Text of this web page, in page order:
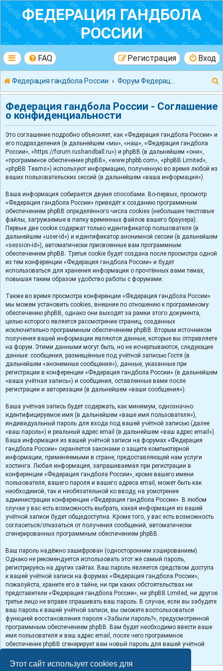
Этот сайт использует cookies для
ФЕДЕРАЦИЯ ГАНДБОЛА
РОССИИ
FAQ Вход
Регистрация
Федерация гандбола России
Федерация гандбола России - Соглашение
о конфиденциальности
Это соглашение подробно объясняет, как «Федерация гандбола России» и
его подразделения (в дальнейшем «мы», «наш», «Федерация гандбола
России», «https://forum.rushandball.ru») и phpBB (в дальнейшем «они»,
«программное обеспечение phpBB», «www.phpbb.com», «phpBB Limited»,
«phpBB Teams») используют информацию, полученную во время любой из
ваших пользовательских сессий (в дальнейшем «ваша информация»).
Ваша информация собирается двумя способами. Во-первых, просмотр
«Федерация гандбола России» приведёт к созданию программным
обеспечением phpBB определённого числа cookies (небольшие текстовые
файлы, загружаемые в папку временных файлов вашего браузера).
Первые две cookie содержат только идентификатор пользователя (в
дальнейшем «user-id») и идентификатор анонимной сессии (в дальнейшем
«session-id»), автоматически присвоенные вам программным
обеспечением phpBB. Третья cookie будет создана после просмотра одной
из тем конференции «Федерация гандбола России» и будет
использоваться для хранения информации о прочтённых вами темах,
повышая таким образом удобство работы с форумами.
Также во время просмотра конференции «Федерация гандбола России»
мы можем установить cookies, внешние по отношению к программному
обеспечению phpBB, однако они выходят за рамки этого документа,
целью которого является рассмотрение страниц, созданных
исключительно программным обеспечением phpBB. Вторым источником
получения вашей информации являются данные, которые вы отправляете
на форум. Этими данными могут быть, но не исчерпываются, следующие
данные: сообщения, размещённые под учётной записью Гостя (в
дальнейшем «анонимные сообщения»), данные, указанные при
регистрации в конференции «Федерация гандбола России» (в дальнейшем
«ваша учётная запись») и сообщения, оставленные вами после
регистрации и авторизации (в дальнейшем «ваши сообщения»).
Ваша учётная запись будет содержать, как минимум, однозначно
идентифицируемое имя (в дальнейшем «ваше имя пользователя»),
индивидуальный пароль для входа под вашей учётной записью (далее
«ваш пароль») и реальный адрес email (в дальнейшем «ваш адрес email»).
Ваша информация из вашей учётной записи на форумах «Федерация
гандбола России» охраняется законами о защите компьютерной
информации, применяемыми в стране, предоставляющей нам услуги
хостинга. Любая информация, запрашиваемая при регистрации в
конференции «Федерация гандбола России», кроме вашего имени
пользователя, вашего пароля и вашего адреса email, может быть как
необходимой, так и необязательной ко вводу, на усмотрение
администрации конференции «Федерация гандбола России». В любом
случае у вас есть возможность выбрать, какая информация из вашей
учётной записи будет общедоступна. Кроме того, у вас есть возможность
согласиться/отказаться от получения сообщений, автоматически
сгенерированных программным обеспечением phpBB.
Ваш пароль надёжно зашифрован (односторонним хэшированием).
Однако не рекомендуется использовать этот же самый пароль,
регистрируясь на других сайтах. Ваш пароль является средством доступа
к вашей учётной записи на форумах «Федерация гандбола России»,
пожалуйста, храните его в тайне, ни при каких обстоятельствах ни
представители «Федерация гандбола России», ни phpBB Limited, ни другое
третье лицо не вправе спрашивать ваш пароль. В случае, если вы забудете
ваш пароль к вашей учётной записи, вы сможете воспользоваться
функцией восстановления пароля «Забыли пароль?», предусмотренной
программным обеспечением phpBB. Вам будет необходимо ввести ваше
имя пользователя и ваш адрес email, после чего программное
обеспечение phpBB сгенерирует вам новый пароль для вашей учётной